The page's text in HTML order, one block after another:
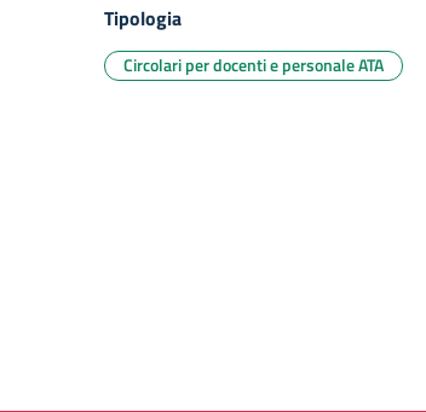
Tipologia
Circolari per docenti e personale ATA